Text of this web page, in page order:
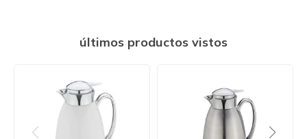
últimos productos vistos